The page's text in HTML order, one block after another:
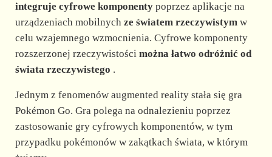
integruje cyfrowe komponentypoprzez aplikacje na
urządzeniach mobilnych ze światem rzeczywistymw
celu wzajemnego wzmocnienia. Cyfrowe komponenty
rozszerzonej rzeczywistości można łatwo odróżnić od
świata rzeczywistego .
Jednym z fenomenów augmented reality stała się gra
Pokémon Go. Gra polega na odnalezieniu poprzez
zastosowanie gry cyfrowych komponentów, w tym
przypadku pokémonów w zakątkach świata, w którym